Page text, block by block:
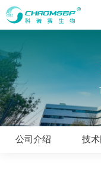
公司介绍 技